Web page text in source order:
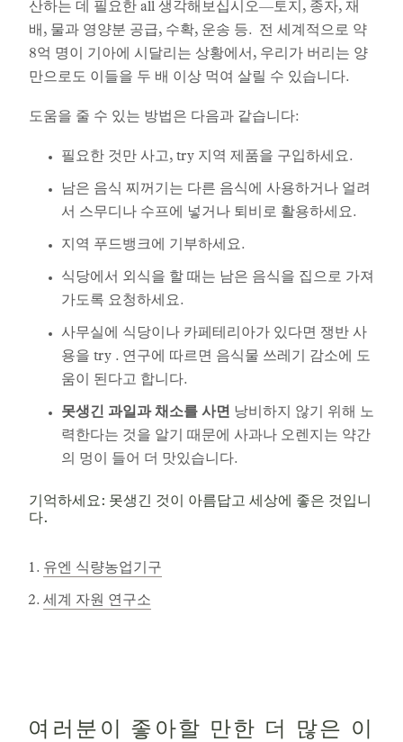
산하는 데 필요한 all 생각해보십시오—토지, 종자, 재
배, 물과 영양분 공급, 수확, 운송 등. 전 세계적으로 약
8억 명이 기아에 시달리는 상황에서, 우리가 버리는 양
만으로도 이들을 두 배 이상 먹여 살릴 수 있습니다.
도움을 줄 수 있는 방법은 다음과 같습니다:
필요한 것만 사고, try 지역 제품을 구입하세요.
남은 음식 찌꺼기는 다른 음식에 사용하거나 얼려
서 스무디나 수프에 넣거나 퇴비로 활용하세요.
지역 푸드뱅크에 기부하세요.
식당에서 외식을 할 때는 남은 음식을 집으로 가져
가도록 요청하세요.
사무실에 식당이나 카페테리아가 있다면 쟁반 사
용을 try . 연구에 따르면 음식물 쓰레기 감소에 도
움이 된다고 합니다.
못생긴 과일과 채소를 사면 낭비하지 않기 위해 노
력한다는 것을 알기 때문에 사과나 오렌지는 약간
의 멍이 들어 더 맛있습니다.
기억하세요: 못생긴 것이 아름답고 세상에 좋은 것입니
다.
유엔 식량농업기구
세계 자원 연구소
여러분이 좋아할 만한 더 많은 이